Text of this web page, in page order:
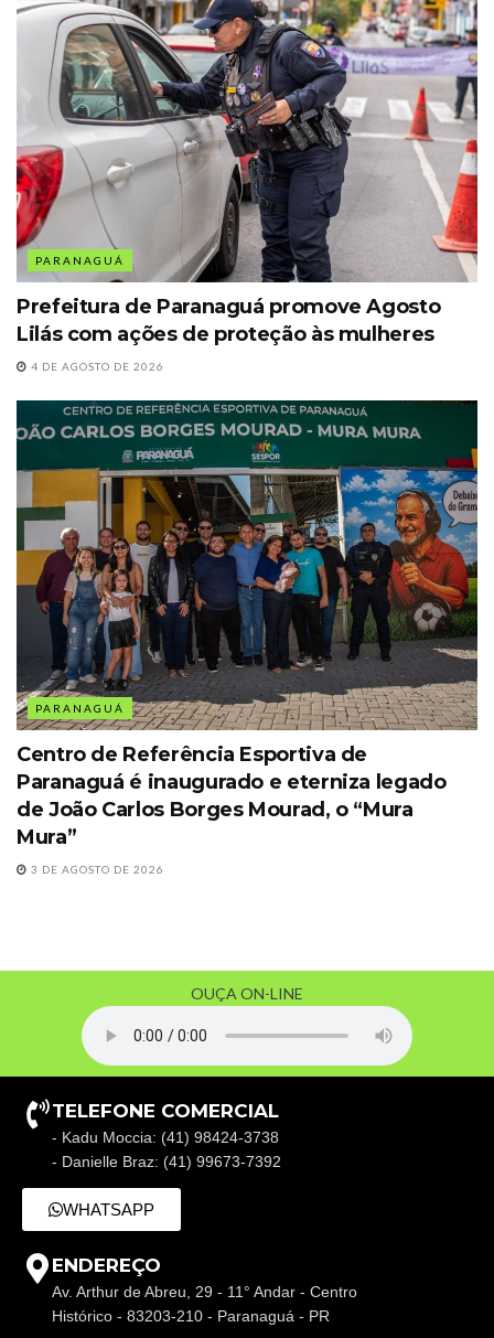
PARANAGUÁ
Prefeitura de Paranaguá promove Agosto
Lilás com ações de proteção às mulheres
4 DE AGOSTO DE 2026
PARANAGUÁ
Centro de Referência Esportiva de
Paranaguá é inaugurado e eterniza legado
de João Carlos Borges Mourad, o “Mura
Mura”
3 DE AGOSTO DE 2026
OUÇA ON-LINE
TELEFONE COMERCIAL
- Kadu Moccia: (41) 98424-3738
- Danielle Braz: (41) 99673-7392
WHATSAPP
ENDEREÇO
Av. Arthur de Abreu, 29 - 11° Andar - Centro
Histórico - 83203-210 - Paranaguá - PR